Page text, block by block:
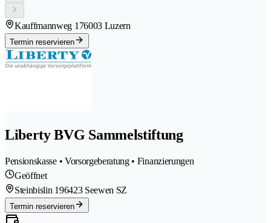
Kauffmannweg 176003 Luzern
Termin reservieren
Liberty BVG Sammelstiftung
Pensionskasse • Vorsorgeberatung • Finanzierungen
Geöffnet
Steinbislin 196423 Seewen SZ
Termin reservieren